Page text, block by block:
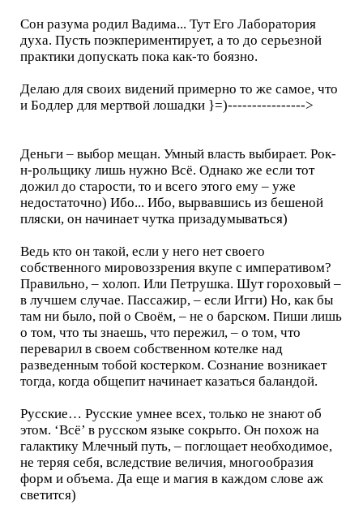
Сон разума родил Вадима... Тут Его Лаборатория
духа. Пусть поэкпериментирует, а то до серьезной
практики допускать пока как-то боязно.
Делаю для своих видений примерно то же самое, что
и Бодлер для мертвой лошадки }=)---------------->
Деньги – выбор мещан. Умный власть выбирает. Рок-
н-рольщику лишь нужно Всё. Однако же если тот
дожил до старости, то и всего этого ему – уже
недостаточно) Ибо... Ибо, вырвавшись из бешеной
пляски, он начинает чутка призадумываться)
Ведь кто он такой, если у него нет своего
собственного мировоззрения вкупе с императивом?
Правильно, – холоп. Или Петрушка. Шут гороховый –
в лучшем случае. Пассажир, – если Игги) Но, как бы
там ни было, пой о Своём, – не о барском. Пиши лишь
о том, что ты знаешь, что пережил, – о том, что
переварил в своем собственном котелке над
разведенным тобой костерком. Сознание возникает
тогда, когда общепит начинает казаться баландой.
Русские… Русские умнее всех, только не знают об
этом. ‘Всё’ в русском языке сокрыто. Он похож на
галактику Млечный путь, – поглощает необходимое,
не теряя себя, вследствие величия, многообразия
форм и объема. Да еще и магия в каждом слове аж
светится)